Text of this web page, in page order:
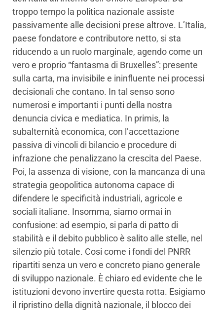
troppo tempo la politica nazionale assiste
passivamente alle decisioni prese altrove. L’Italia,
paese fondatore e contributore netto, si sta
riducendo a un ruolo marginale, agendo come un
vero e proprio “fantasma di Bruxelles”: presente
sulla carta, ma invisibile e ininfluente nei processi
decisionali che contano. In tal senso sono
numerosi e importanti i punti della nostra
denuncia civica e mediatica. In primis, la
subalternità economica, con l’accettazione
passiva di vincoli di bilancio e procedure di
infrazione che penalizzano la crescita del Paese.
Poi, la assenza di visione, con la mancanza di una
strategia geopolitica autonoma capace di
difendere le specificità industriali, agricole e
sociali italiane. Insomma, siamo ormai in
confusione: ad esempio, si parla di patto di
stabilità e il debito pubblico è salito alle stelle, nel
silenzio più totale. Cosi come i fondi del PNRR
ripartiti senza un vero e concreto piano generale
di sviluppo nazionale. È chiaro ed evidente che le
istituzioni devono invertire questa rotta. Esigiamo
il ripristino della dignità nazionale, il blocco dei